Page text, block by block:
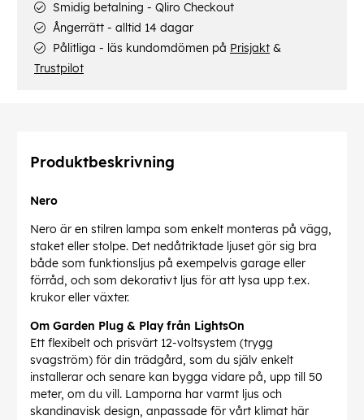
Smidig betalning - Qliro Checkout
Ångerrätt - alltid 14 dagar
Pålitliga - läs kundomdömen på Prisjakt &
Trustpilot
Produktbeskrivning
Nero
Nero är en stilren lampa som enkelt monteras på vägg,
staket eller stolpe. Det nedåtriktade ljuset gör sig bra
både som funktionsljus på exempelvis garage eller
förråd, och som dekorativt ljus för att lysa upp t.ex.
krukor eller växter.
Om Garden Plug & Play från LightsOn
Ett flexibelt och prisvärt 12-voltsystem (trygg
svagström) för din trädgård, som du själv enkelt
installerar och senare kan bygga vidare på, upp till 50
meter, om du vill. Lamporna har varmt ljus och
skandinavisk design, anpassade för vårt klimat här